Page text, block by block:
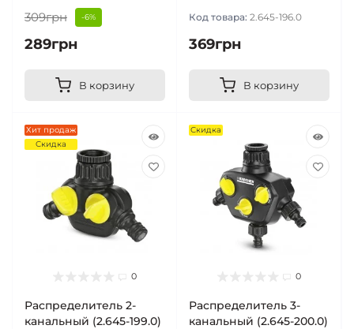
309грн -6%
289грн
В корзину
Код товара: 2.645-196.0
369грн
В корзину
Хит продаж
Скидка
0
Распределитель 2-
канальный (2.645-199.0)
Скидка
0
Распределитель 3-
канальный (2.645-200.0)